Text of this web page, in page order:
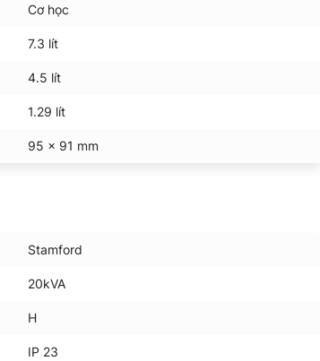
Cơ học
7.3 lít
4.5 lít
1.29 lít
95 x 91 mm
Stamford
20kVA
H
IP 23